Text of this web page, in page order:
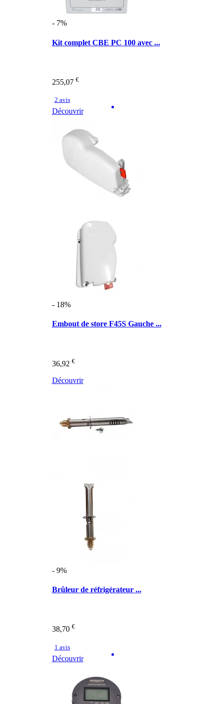
- 7%
Kit complet CBE PC 100 avec ...
255,07 €
2 avis
Découvrir
- 18%
Embout de store F45S Gauche ...
36,92 €
Découvrir
- 9%
Brûleur de réfrigérateur ...
38,70 €
1 avis
Découvrir